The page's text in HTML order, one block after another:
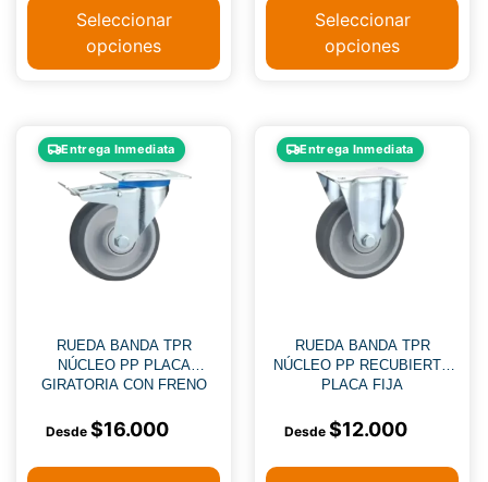
Seleccionar
opciones
Seleccionar
opciones
Entrega Inmediata
RUEDA BANDA TPR
NÚCLEO PP PLACA
GIRATORIA CON FRENO
$16.000
Entrega Inmediata
RUEDA BANDA TPR
NÚCLEO PP RECUBIERTO
PLACA FIJA
$12.000